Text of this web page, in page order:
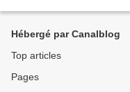
Hébergé par Canalblog
Top articles
Pages